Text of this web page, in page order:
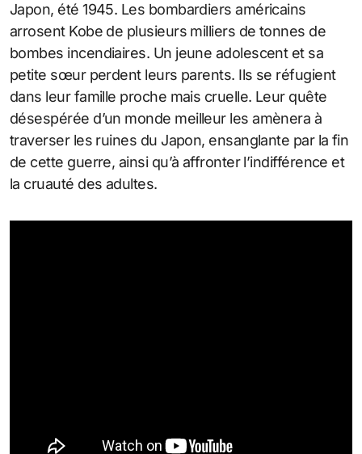
Japon, été 1945. Les bombardiers américains
arrosent Kobe de plusieurs milliers de tonnes de
bombes incendiaires. Un jeune adolescent et sa
petite sœur perdent leurs parents. Ils se réfugient
dans leur famille proche mais cruelle. Leur quête
désespérée d’un monde meilleur les amènera à
traverser les ruines du Japon, ensanglante par la fin
de cette guerre, ainsi qu’à affronter l’indifférence et
la cruauté des adultes.